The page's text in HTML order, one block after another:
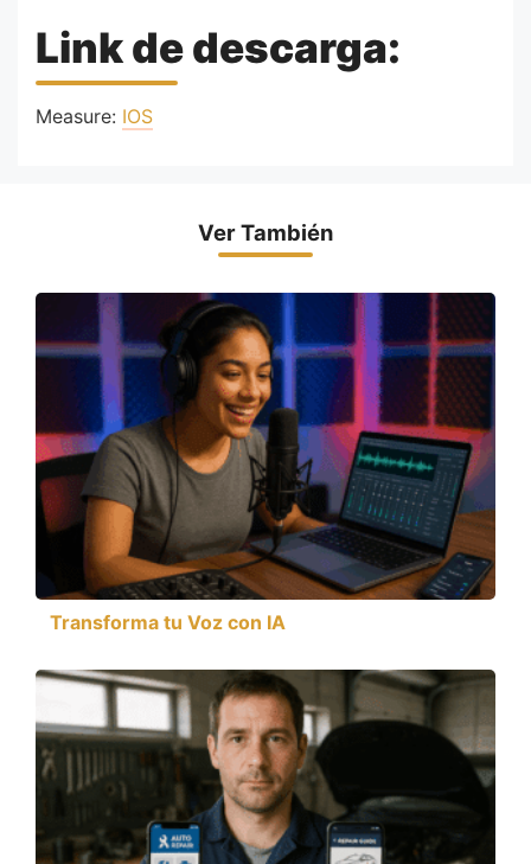
Link de descarga:
Measure: IOS
Ver También
Transforma tu Voz con IA